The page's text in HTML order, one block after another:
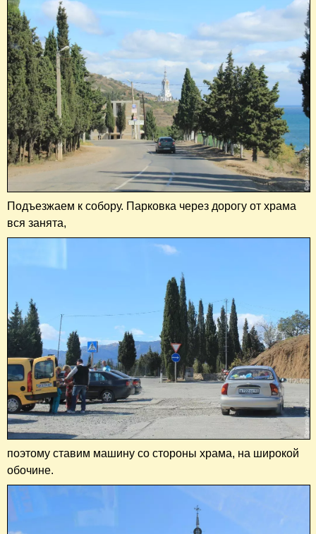
Подъезжаем к собору. Парковка через дорогу от храма
вся занята,
поэтому ставим машину со стороны храма, на широкой
обочине.